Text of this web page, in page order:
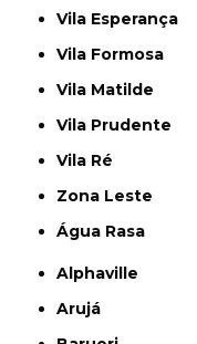
Vila Esperança
Vila Formosa
Vila Matilde
Vila Prudente
Vila Ré
Zona Leste
Água Rasa
Alphaville
Arujá